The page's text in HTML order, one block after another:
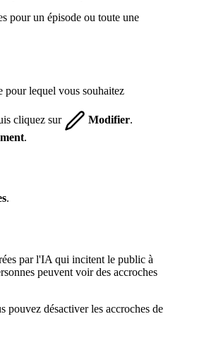
pour un épisode ou toute une
pour lequel vous souhaitez
cliquez sur Modifier.
.
.
par l'IA qui incitent le public à
peuvent voir des accroches
pouvez désactiver les accroches de